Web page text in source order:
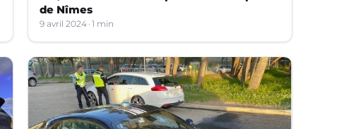
de Nîmes
9 avril 2024 1 min